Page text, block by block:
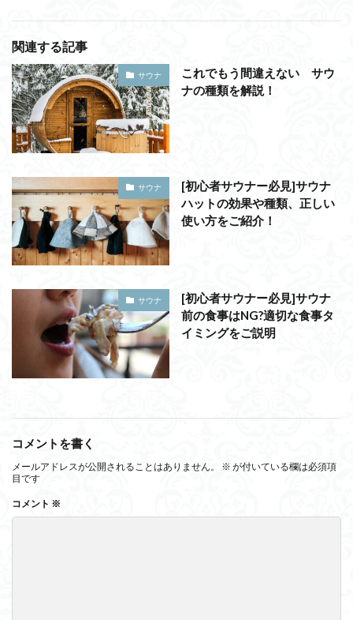
関連する記事
サウナ
これでもう間違えない サウ
ナの種類を解説！
サウナ
[初心者サウナー必見]サウナ
ハットの効果や種類、正しい
使い方をご紹介！
サウナ
[初心者サウナー必見]サウナ
前の食事はNG?適切な食事タ
イミングをご説明
コメントを書く
メールアドレスが公開されることはありません。 ※ が付いている欄は必須項
目です
コメント ※